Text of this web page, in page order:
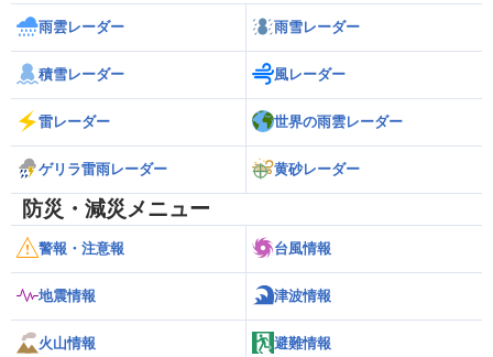
雨雲レーダー 雨雪レーダー
積雪レーダー 風レーダー
雷レーダー 世界の雨雲レーダー
ゲリラ雷雨レーダー 黄砂レーダー
防災・減災メニュー
警報・注意報 台風情報
地震情報 津波情報
火山情報 避難情報